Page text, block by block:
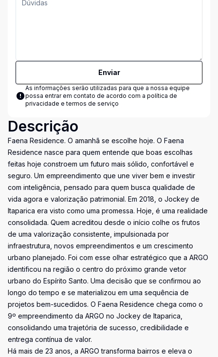
Enviar
As informações serão utilizadas para que a nossa equipe
possa entrar em contato de acordo com a política de
privacidade e termos de serviço
Descrição
Faena Residence. O amanhã se escolhe hoje. O Faena
Residence nasce para quem entende que boas escolhas
feitas hoje constroem um futuro mais sólido, confortável e
seguro. Um empreendimento que une viver bem e investir
com inteligência, pensado para quem busca qualidade de
vida agora e valorização patrimonial. Em 2018, o Jockey de
Itaparica era visto como uma promessa. Hoje, é uma realidade
consolidada. Quem acreditou desde o início colhe os frutos
de uma valorização consistente, impulsionada por
infraestrutura, novos empreendimentos e um crescimento
urbano planejado. Foi com esse olhar estratégico que a ARGO
identificou na região o centro do próximo grande vetor
urbano do Espírito Santo. Uma decisão que se confirmou ao
longo do tempo e se materializou em uma sequência de
projetos bem-sucedidos. O Faena Residence chega como o
9º empreendimento da ARGO no Jockey de Itaparica,
consolidando uma trajetória de sucesso, credibilidade e
entrega contínua de valor.
Há mais de 23 anos, a ARGO transforma bairros e eleva o